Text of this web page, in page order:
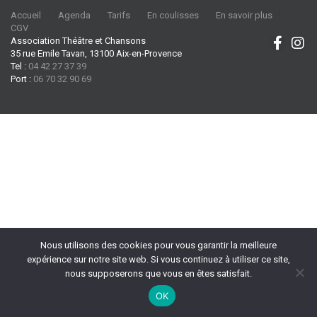
Accueil Agenda Tarifs En coulisses
En savoir plus
CGV
Association Théâtre et Chansons
35 rue Emile Tavan, 13100 Aix-en-Provence
Tel : 04 42 27 37 39
Port : 06 70 32 90 69
Nous utilisons des cookies pour vous garantir la meilleure
expérience sur notre site web. Si vous continuez à utiliser ce site,
nous supposerons que vous en êtes satisfait.
OK